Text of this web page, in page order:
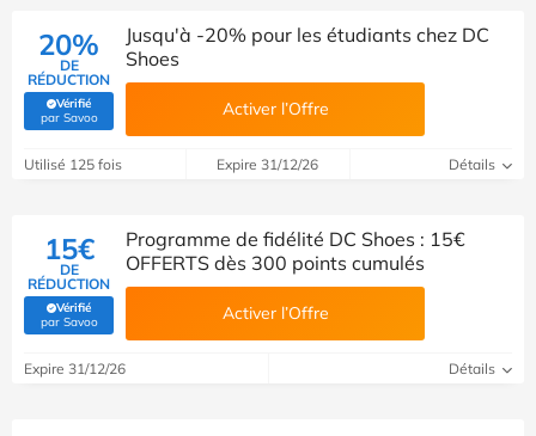
20%
DE
RÉDUCTION
Vérifié
par Savoo(Vérifié par Savoo)
Jusqu'à -20% pour les étudiants chez DC
Shoes
Activer l’Offre
Utilisé 125 fois Expire 31/12/26 Détails
15€
DE
RÉDUCTION
Vérifié
par Savoo(Vérifié par Savoo)
Programme de fidélité DC Shoes : 15€
OFFERTS dès 300 points cumulés
Activer l’Offre
Expire 31/12/26 Détails